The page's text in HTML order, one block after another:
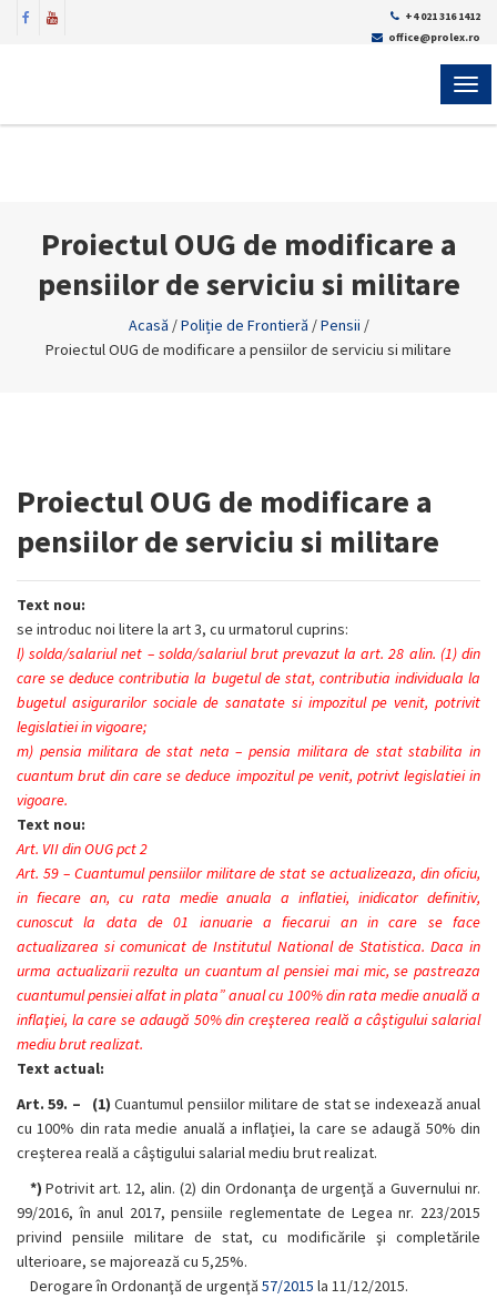
+4 021 316 1412
office@prolex.ro
Proiectul OUG de modificare a
pensiilor de serviciu si militare
Acasă /Poliție de Frontieră /Pensii /
Proiectul OUG de modificare a pensiilor de serviciu si militare
Proiectul OUG de modificare a
pensiilor de serviciu si militare
Text nou:
se introduc noi litere la art 3, cu urmatorul cuprins:
l) solda/salariul net – solda/salariul brut prevazut la art. 28 alin. (1) din
care se deduce contributia la bugetul de stat, contributia individuala la
bugetul asigurarilor sociale de sanatate si impozitul pe venit, potrivit
legislatiei in vigoare;
m) pensia militara de stat neta – pensia militara de stat stabilita in
cuantum brut din care se deduce impozitul pe venit, potrivt legislatiei in
vigoare.
Text nou:
Art. VII din OUG pct 2
Art. 59 – Cuantumul pensiilor militare de stat se actualizeaza, din oficiu,
in fiecare an, cu rata medie anuala a inflatiei, inidicator definitiv,
cunoscut la data de 01 ianuarie a fiecarui an in care se face
actualizarea si comunicat de Institutul National de Statistica. Daca in
urma actualizarii rezulta un cuantum al pensiei mai mic, se pastreaza
cuantumul pensiei alfat in plata” anual cu 100% din rata medie anuală a
inflaţiei, la care se adaugă 50% din creşterea reală a câştigului salarial
mediu brut realizat.
Text actual:
Art. 59. –
(1) Cuantumul pensiilor militare de stat se indexează anual
cu 100% din rata medie anuală a inflaţiei, la care se adaugă 50% din
creşterea reală a câştigului salarial mediu brut realizat.
*) Potrivit art. 12, alin. (2) din Ordonanţa de urgenţă a Guvernului nr.
99/2016, în anul 2017, pensiile reglementate de Legea nr. 223/2015
privind pensiile militare de stat, cu modificările şi completările
ulterioare, se majorează cu 5,25%.
Derogare în Ordonanţă de urgenţă 57/2015 la 11/12/2015.